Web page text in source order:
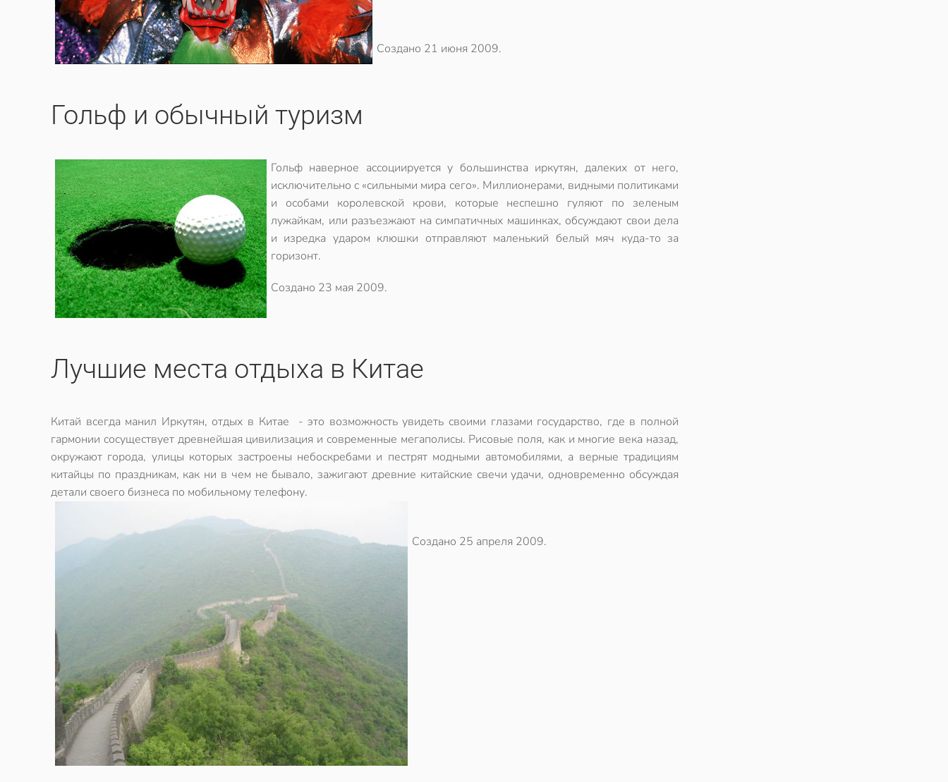
Создано 21 июня 2009.
Гольф и обычный туризм
Гольф наверное ассоциируется у большинства иркутян, далеких от него,
исключительно с «сильными мира сего». Миллионерами, видными политиками
и особами королевской крови, которые неспешно гуляют по зеленым
лужайкам, или разъезжают на симпатичных машинках, обсуждают свои дела
и изредка ударом клюшки отправляют маленький белый мяч куда-то за
горизонт.
Создано 23 мая 2009.
Лучшие места отдыха в Китае
Китай всегда манил Иркутян, отдых в Китае - это возможность увидеть своими глазами государство, где в полной
гармонии сосуществует древнейшая цивилизация и современные мегаполисы. Рисовые поля, как и многие века назад,
окружают города, улицы которых застроены небоскребами и пестрят модными автомобилями, а верные традициям
китайцы по праздникам, как ни в чем не бывало, зажигают древние китайские свечи удачи, одновременно обсуждая
детали своего бизнеса по мобильному телефону.
Создано 25 апреля 2009.